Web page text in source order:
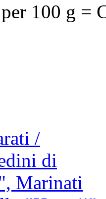
100 g =